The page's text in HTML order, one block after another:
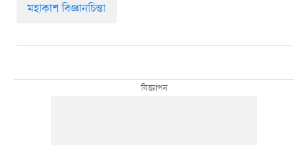
মহাকাশ বিজ্ঞানচিন্তা